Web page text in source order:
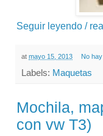
Seguir leyendo /
at mayo 15, 2013 No
Labels: Maquetas
Mochila,
con vw T3)